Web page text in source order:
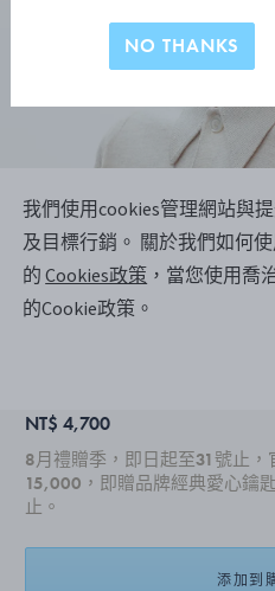
OFFSPRING 耳環
NT$ 4,700
8月禮贈季，即日起至31號止
15,000，即贈品牌經典愛心鑰
止。
添加到
我們使用cookies管理網站與
及目標行銷。 關於我們如何
的Cookies政策 ，當您使用喬
的Cookie政策。
NO THANKS